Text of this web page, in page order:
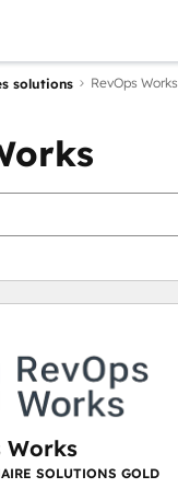
solutions RevOps Works
Works
SOLUTIONS GOLD